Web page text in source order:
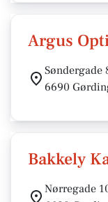
Argus
Søndergade
6690
Bakkely
Nørregade